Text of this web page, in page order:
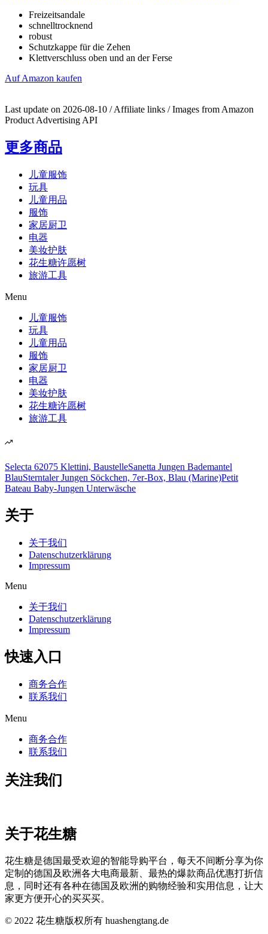
Freizeitsandale
schnelltrocknend
robust
Schutzkappe für die Zehen
Klettverschluss oben und an der Ferse
Auf Amazon kaufen
Last update on 2026-08-10 / Affiliate links / Images from Amazon
Product Advertising API
更多商品
儿童服饰
玩具
儿童用品
服饰
家居厨卫
电器
美妆护肤
花生糖许愿树
旅游工具
Menu
儿童服饰
玩具
儿童用品
服饰
家居厨卫
电器
美妆护肤
花生糖许愿树
旅游工具
Selecta 62075 Klettini, BaustelleSanetta Jungen Bademantel
BlauSterntaler Jungen Söckchen, 7er-Box, Blau (Marine)Petit
Bateau Baby-Jungen Unterwäsche
关于
关于我们
Datenschutzerklärung
Impressum
Menu
关于我们
Datenschutzerklärung
Impressum
快速入口
商务合作
联系我们
Menu
商务合作
联系我们
关注我们
关于花生糖
花生糖是德国最受欢迎的智能导购平台，每天不间断分享为你
定制的德国及欧洲各大电商最新、最热的爆款商品优惠打折信
息，同时还有各种在德国及欧洲的购物经验和实用信息，让大
家更方便开心的买买买。
© 2022 花生糖版权所有 huashengtang.de